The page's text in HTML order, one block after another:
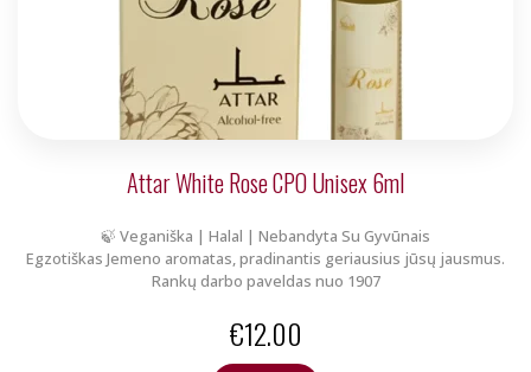
Attar White Rose CPO Unisex 6ml
🍃 Veganiška | Halal | Nebandyta Su Gyvūnais
Egzotiškas Jemeno aromatas, pradinantis geriausius jūsų jausmus.
Rankų darbo paveldas nuo 1907
€12.00